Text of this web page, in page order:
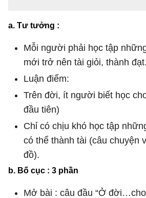
a. Tư tưởng :
Mỗi người phải học tập
mới trở nên tài giỏi, thành đạt.
Luận điểm:
Trên đời, ít người biết học
đầu tiên)
Chỉ có chịu khó học tập
có thể thành tài (câu chuyện
đồ).
b. Bố cục : 3 phần
Mở bài : câu đầu “Ở đời…cho